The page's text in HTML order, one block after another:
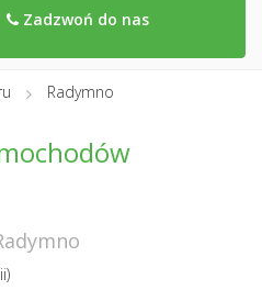
Zadzwoń do nas
Radymno
)